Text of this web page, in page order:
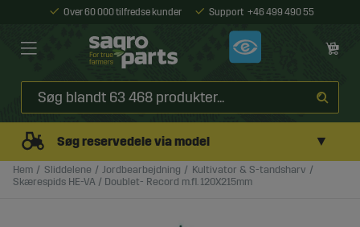
Over 60 000 tilfredse kunder Support +46 499 490 55
Søg reservedele via model ▼
Hem Sliddelene Jordbearbejdning
Kultivator & S-tandsharv
Skærespids HE-VA / Doublet- Record m.fl. 120X215mm